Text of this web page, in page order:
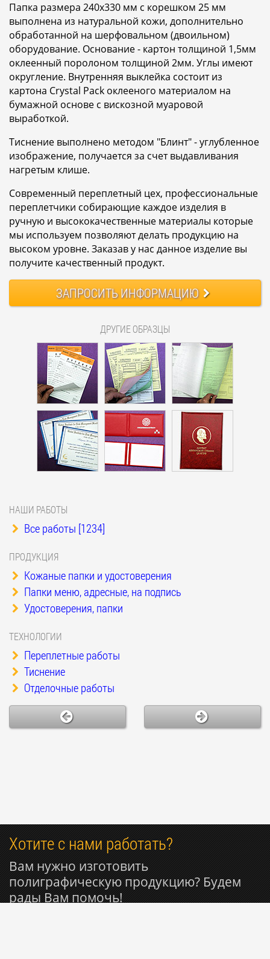
Папка размера 240х330 мм с корешком 25 мм
выполнена из натуральной кожи, дополнительно
обработанной на шерфовальном (двоильном)
оборудование. Основание - картон толщиной 1,5мм
оклеенный поролоном толщиной 2мм. Углы имеют
округление. Внутренняя выклейка состоит из
картона Crystal Pack оклееного материалом на
бумажной основе с вискозной муаровой
выработкой.
Тиснение выполнено методом "Блинт" - углубленное
изображение, получается за счет выдавливания
нагретым клише.
Современный переплетный цех, профессиональные
переплетчики собирающие каждое изделия в
ручную и высококачественные материалы которые
мы используем позволяют делать продукцию на
высоком уровне. Заказав у нас данное изделие вы
получите качественный продукт.
ЗАПРОСИТЬИНФОРМАЦИЮ
ДРУГИЕ ОБРАЗЦЫ
НАШИ РАБОТЫ
Все работы [1234]
ПРОДУКЦИЯ
Кожаные папки и удостоверения
Папки меню, адресные, на подпись
Удостоверения, папки
ТЕХНОЛОГИИ
Переплетные работы
Тиснение
Отделочные работы
Хотите с нами работать?
Вам нужно изготовить
полиграфическую продукцию? Будем
рады Вам помочь!